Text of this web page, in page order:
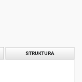
STRUKTURA